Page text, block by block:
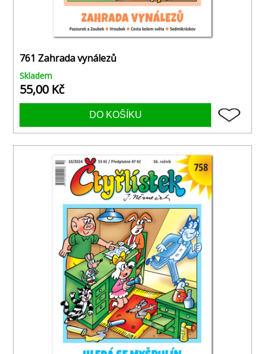
761 Zahrada vynálezů
Skladem
55,00 Kč